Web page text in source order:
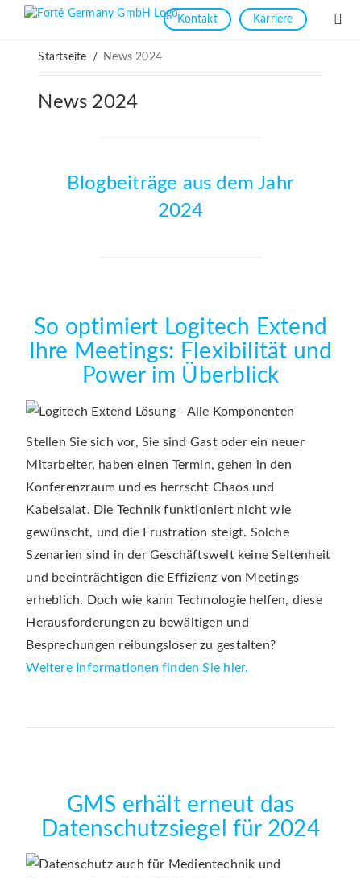
Kontakt Karriere
Startseite / News 2024
News 2024
Blogbeiträge aus dem Jahr
2024
So optimiert Logitech Extend
Ihre Meetings: Flexibilität und
Power im Überblick
Stellen Sie sich vor, Sie sind Gast oder ein neuer
Mitarbeiter, haben einen Termin, gehen in den
Konferenzraum und es herrscht Chaos und
Kabelsalat. Die Technik funktioniert nicht wie
gewünscht, und die Frustration steigt. Solche
Szenarien sind in der Geschäftswelt keine Seltenheit
und beeinträchtigen die Effizienz von Meetings
erheblich. Doch wie kann Technologie helfen, diese
Herausforderungen zu bewältigen und
Besprechungen reibungsloser zu gestalten?
Weitere Informationen finden Sie hier.
GMS erhält erneut das
Datenschutzsiegel für 2024